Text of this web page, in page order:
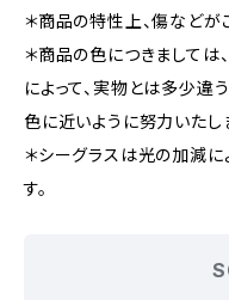
＊商品の特性上、傷などが
＊商品の色につきまして
によって、実物とは多少違
色に近いように努力いたし
＊シーグラスは光の加減
す。